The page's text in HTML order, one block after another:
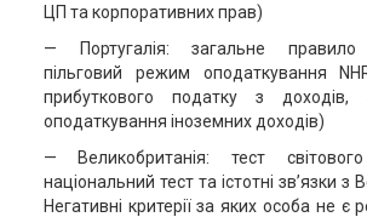
ЦП та корпоративних прав)
— Португалія: загальне правило
пільговий режим оподаткування
прибуткового податку з доходів,
оподаткування іноземних доходів)
— Великобританія: тест світового
національний тест та істотні зв’язки з
Негативні критерії за яких особа не є